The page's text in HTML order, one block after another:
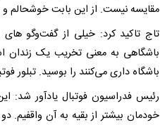
مقایسه نیست. از این بابت خوشحالم و
تاج تاکید کرد: خیلی از گفت‌وگو
باشگاهی به معنی تخریب یک
باشگاه داری می‌کنند را بوسید. تبلور
رئیس فدراسیون فوتبال یادآور شد:
خودمان بیشتر از بقیه به آن واقفیم.